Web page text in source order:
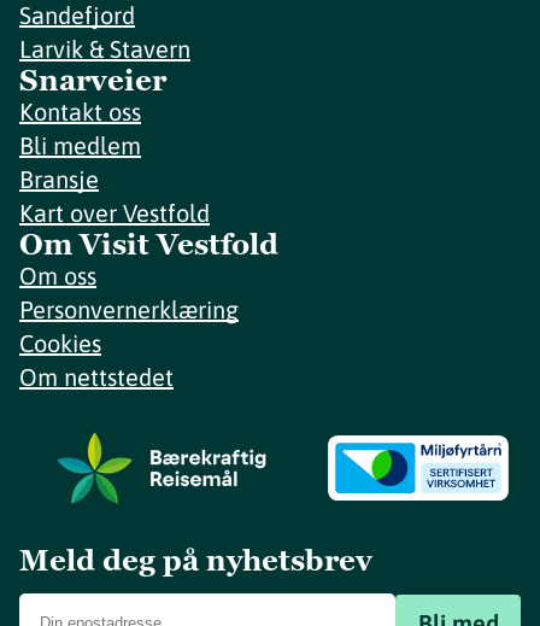
Sandefjord
Larvik & Stavern
Snarveier
Kontakt oss
Bli medlem
Bransje
Kart over Vestfold
Om Visit Vestfold
Om oss
Personvernerklæring
Cookies
Om nettstedet
Meld deg på nyhetsbrev